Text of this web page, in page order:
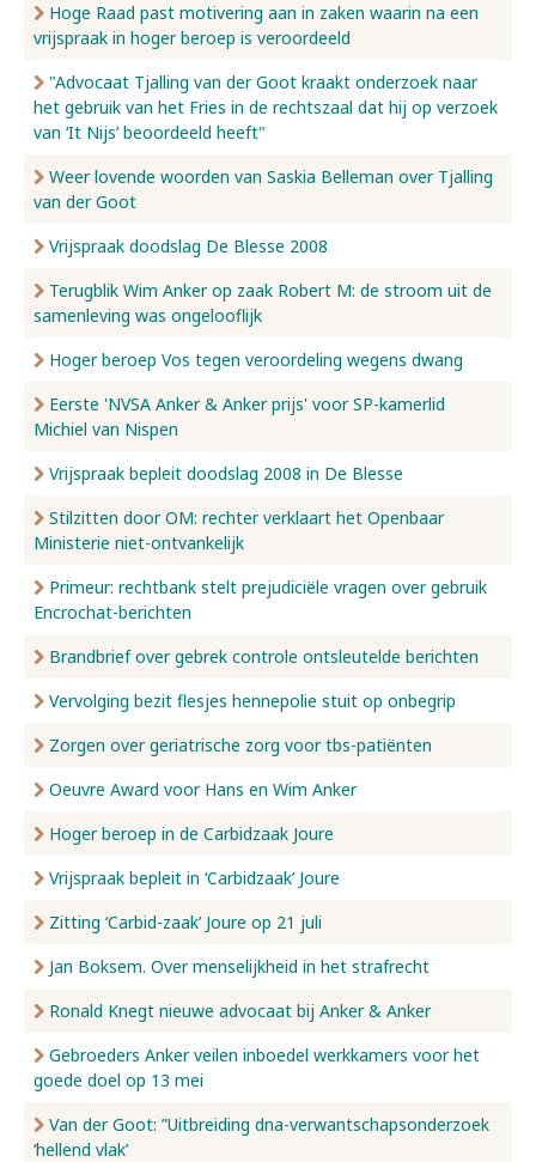
Hoge Raad past motivering aan in zaken waarin na een
vrijspraak in hoger beroep is veroordeeld
"Advocaat Tjalling van der Goot kraakt onderzoek naar
het gebruik van het Fries in de rechtszaal dat hij op verzoek
van ‘It Nijs’ beoordeeld heeft"
Weer lovende woorden van Saskia Belleman over Tjalling
van der Goot
Vrijspraak doodslag De Blesse 2008
Terugblik Wim Anker op zaak Robert M: de stroom uit de
samenleving was ongelooflijk
Hoger beroep Vos tegen veroordeling wegens dwang
Eerste 'NVSA Anker & Anker prijs' voor SP-kamerlid
Michiel van Nispen
Vrijspraak bepleit doodslag 2008 in De Blesse
Stilzitten door OM: rechter verklaart het Openbaar
Ministerie niet-ontvankelijk
Primeur: rechtbank stelt prejudiciële vragen over gebruik
Encrochat-berichten
Brandbrief over gebrek controle ontsleutelde berichten
Vervolging bezit flesjes hennepolie stuit op onbegrip
Zorgen over geriatrische zorg voor tbs-patiënten
Oeuvre Award voor Hans en Wim Anker
Hoger beroep in de Carbidzaak Joure
Vrijspraak bepleit in ‘Carbidzaak’ Joure
Zitting ‘Carbid-zaak’ Joure op 21 juli
Jan Boksem. Over menselijkheid in het strafrecht
Ronald Knegt nieuwe advocaat bij Anker & Anker
Gebroeders Anker veilen inboedel werkkamers voor het
goede doel op 13 mei
Van der Goot: ”Uitbreiding dna-verwantschapsonderzoek
‘hellend vlak’